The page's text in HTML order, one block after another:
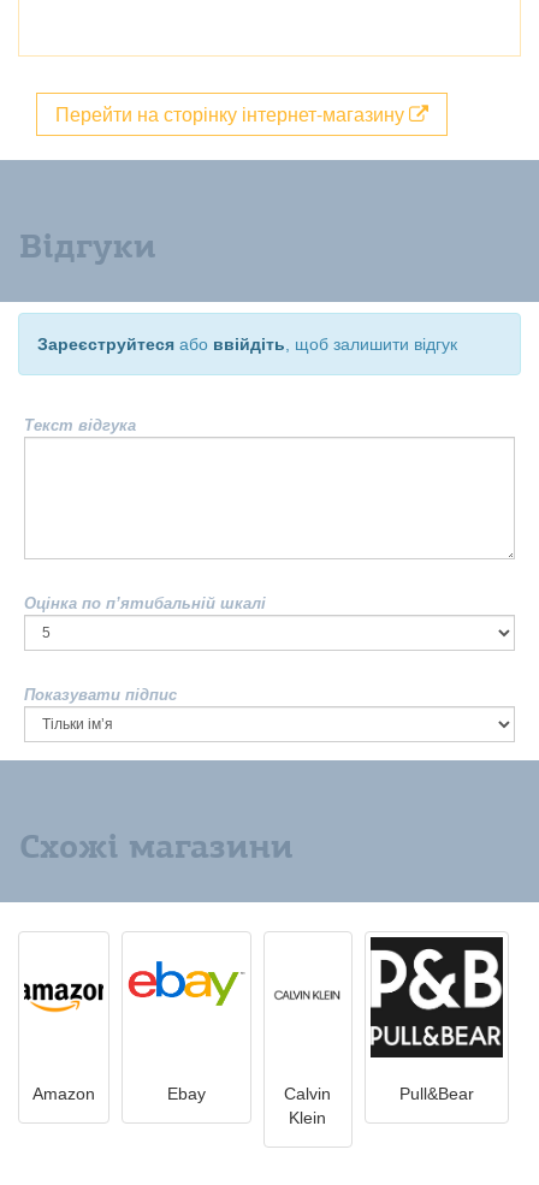
Перейти на сторінку інтернет-магазину
Відгуки
Зареєструйтеся або ввійдіть , щоб залишити відгук
Текст відгука
Оцінка по п’ятибальній шкалі
Показувати підпис
Схожі магазини
Amazon Ebay
Calvin
Klein
Pull&Bear